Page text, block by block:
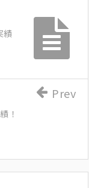
績
！
Prev